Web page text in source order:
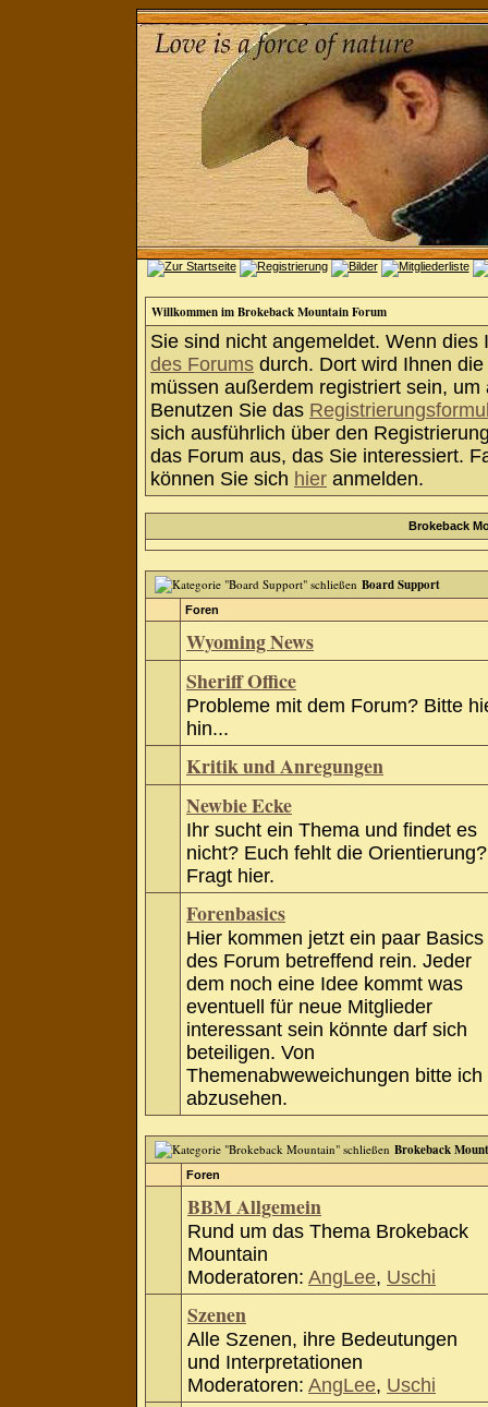
Willkommen im Brokeback Mountain Forum
Sie sind nicht angemeldet. Wenn
des Forums durch. Dort wird Ihnen
müssen außerdem registriert sein,
Benutzen Sie das
sich ausführlich über den
das Forum aus, das Sie interessiert.
können Sie sich hier anmelden.
Brokeback
Board Support
Foren
Wyoming News
Sheriff Office
Probleme mit dem Forum? Bitte
hin...
Kritik und Anregungen
Newbie Ecke
Ihr sucht ein Thema und findet es
nicht? Euch fehlt die Orientierung?
Fragt hier.
Forenbasics
Hier kommen jetzt ein paar Basics
des Forum betreffend rein. Jeder
dem noch eine Idee kommt was
eventuell für neue Mitglieder
interessant sein könnte darf sich
beteiligen. Von
Themenabweweichungen bitte ich
abzusehen.
Brokeback
Foren
BBM Allgemein
Rund um das Thema Brokeback
Mountain
Moderatoren: AngLee, Uschi
Szenen
Alle Szenen, ihre Bedeutungen
und Interpretationen
Moderatoren: AngLee, Uschi